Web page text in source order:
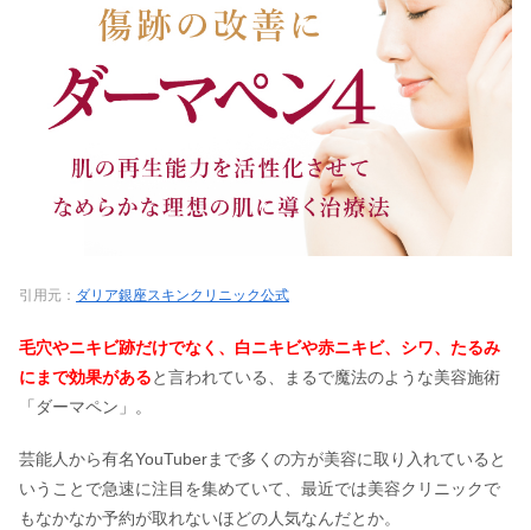
引用元： ダリア銀座スキンクリニック公式
毛穴やニキビ跡だけでなく、白ニキビや赤ニキビ、シワ、たるみ
にまで効果があると言われている、まるで魔法のような美容施術
「ダーマペン」。
芸能人から有名YouTuberまで多くの方が美容に取り入れていると
いうことで急速に注目を集めていて、最近では美容クリニックで
もなかなか予約が取れないほどの人気なんだとか。